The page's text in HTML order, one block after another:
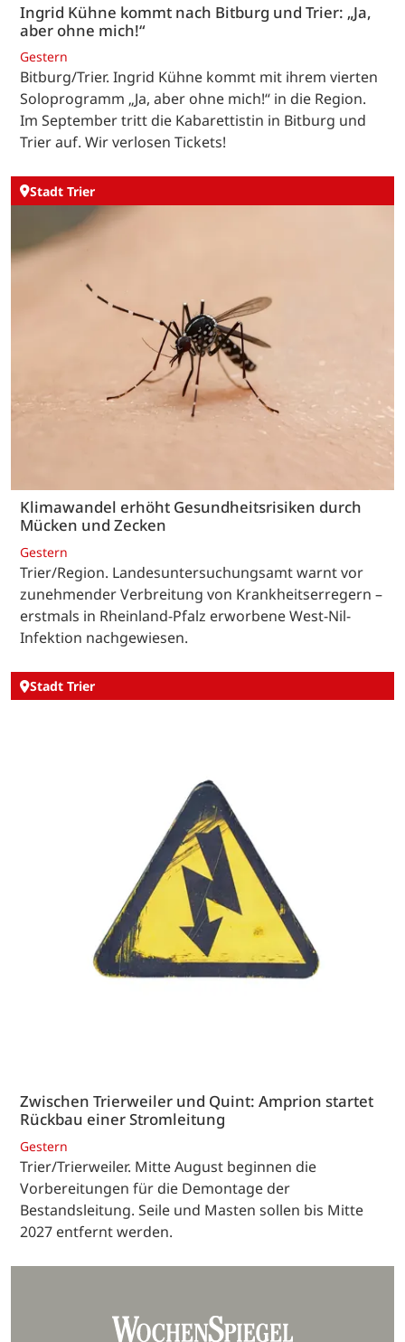
Ingrid Kühne kommt nach Bitburg und Trier: „Ja,
aber ohne mich!“
Gestern
Bitburg/Trier. Ingrid Kühne kommt mit ihrem vierten
Soloprogramm „Ja, aber ohne mich!“ in die Region.
Im September tritt die Kabarettistin in Bitburg und
Trier auf. Wir verlosen Tickets!
Stadt Trier
Klimawandel erhöht Gesundheitsrisiken durch
Mücken und Zecken
Gestern
Trier/Region. Landesuntersuchungsamt warnt vor
zunehmender Verbreitung von Krankheitserregern –
erstmals in Rheinland-Pfalz erworbene West-Nil-
Infektion nachgewiesen.
Stadt Trier
Zwischen Trierweiler und Quint: Amprion startet
Rückbau einer Stromleitung
Gestern
Trier/Trierweiler. Mitte August beginnen die
Vorbereitungen für die Demontage der
Bestandsleitung. Seile und Masten sollen bis Mitte
2027 entfernt werden.